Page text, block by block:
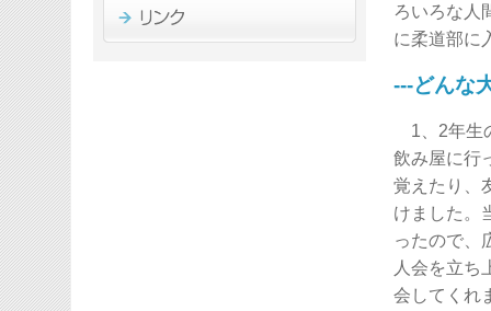
ろいろな人
に柔道部に
---どんな
1、2年生
飲み屋に行
覚えたり、
けました。
ったので、
人会を立ち
会してくれ